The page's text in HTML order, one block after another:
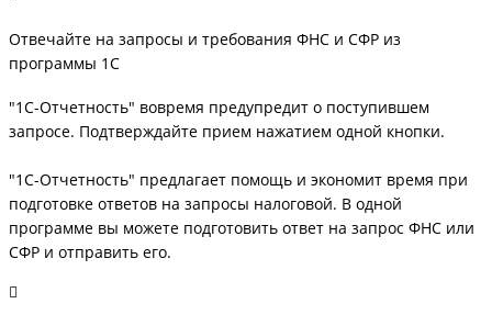
Отвечайте на запросы и требования ФНС и СФР из
программы 1С
"1С-Отчетность" вовремя предупредит о поступившем
запросе. Подтверждайте прием нажатием одной кнопки.
"1С-Отчетность" предлагает помощь и экономит время при
подготовке ответов на запросы налоговой. В одной
программе вы можете подготовить ответ на запрос ФНС или
СФР и отправить его.